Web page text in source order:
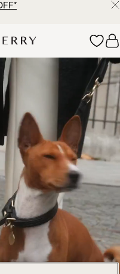
で配送無料
– 上質なクラフトマン